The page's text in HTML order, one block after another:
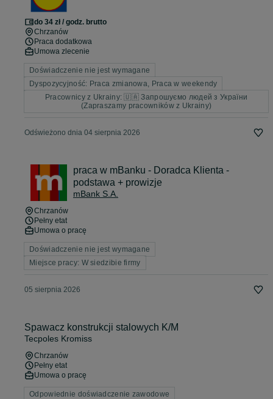
do 34 zł / godz. brutto
Chrzanów
Praca dodatkowa
Umowa zlecenie
Doświadczenie nie jest wymagane
Dyspozycyjność: Praca zmianowa, Praca w weekendy
Pracownicy z Ukrainy: 🇺🇦 Запрошуємо людей з України
(Zapraszamy pracowników z Ukrainy)
Odświeżono dnia 04 sierpnia 2026
praca w mBanku - Doradca Klienta -
podstawa + prowizje
mBank S.A.
Chrzanów
Pełny etat
Umowa o pracę
Doświadczenie nie jest wymagane
Miejsce pracy: W siedzibie firmy
05 sierpnia 2026
Spawacz konstrukcji stalowych K/M
Tecpoles Kromiss
Chrzanów
Pełny etat
Umowa o pracę
Odpowiednie doświadczenie zawodowe